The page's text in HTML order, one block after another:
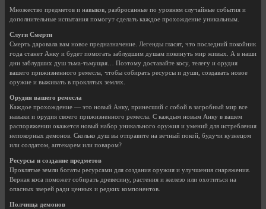
Множество предметов и навыков, разбросанные по уровням случайные события и
дополнительные испытания помогут сделать каждое прохождение уникальным.
Слуги Смерти
Смерть даровала вам новое предназначение. Легенды гласят, что последний покойник
года станет Анку и будет помогать заблудшим душам покинуть мир живых. А в наши
дни заблудших душ тьма-тьмущая… Поэтому доставайте косу, телегу и орудия
вашего прижизненного ремесла, чтобы собирать ресурсы и души, создавать новое
оружие и выживать в проклятых землях.
Орудия вашего ремесла
Каждое прохождение — это новый Анку, принесший с собой в загробный мир все
навыки и орудия своего прижизненного ремесла. С каждым новым Анку в вашем
распоряжении окажется новый набор уникального оружия и умений для истребления
непокорных демонов. Сколько душ вы отправите на вечный покой, будучи кузнецом
или солдатом, аптекарем или поваром?
Ресурсы и создание предметов
Проклятые земли богаты ресурсами для создания оружия и улучшения снаряжения.
Верная коса поможет собирать древесину, растения и железо или охотиться на
опасных зверей ради ценных и редких компонентов.
Полчища демонов